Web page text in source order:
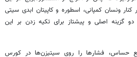
ونسان کمپانی، اسطوره و کاپیتان ابدی سیتی
گزینه اصلی و پیشتاز برای تکیه زدن بر این
حساس، فشارها را روی سیتیزن‌ها در کورس